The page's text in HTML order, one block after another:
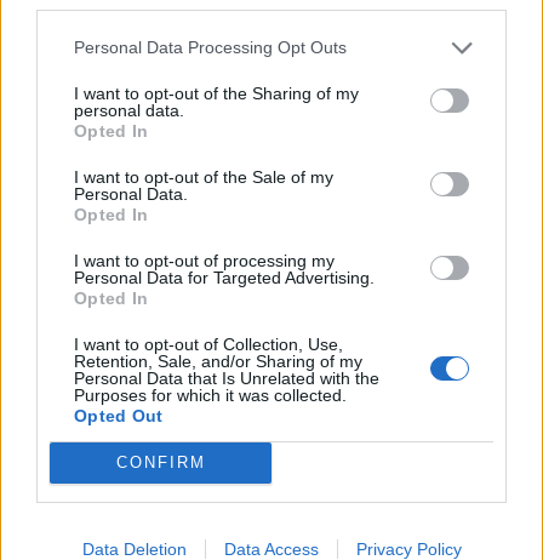
Personal Data Processing Opt Outs
I want to opt-out of the Sharing of my
personal data.
Opted In
I want to opt-out of the Sale of my
Personal Data.
Opted In
I want to opt-out of processing my
Personal Data for Targeted Advertising.
Opted In
I want to opt-out of Collection, Use,
Retention, Sale, and/or Sharing of my
Personal Data that Is Unrelated with the
Purposes for which it was collected.
Opted Out
CONFIRM
Data Deletion Data Access Privacy Policy
Χρηματιστήριο Αθηνών: Εβδομαδιαία άνοδος
1,76%, κέρδη 23,31% από τις αρχές του έτους
Διευρύνεται η πρωτοβουλία για τις τιμές στο ράφι
με 916 προϊόντα
08/08/2026 - 12:12 ΛΙΑΝΕΜΠΟΡΙΟ
Health Monitoring: Η εθνική υποδομή για την
αξιοποίηση των δεδομένων υγείας προς όφελος
των πολιτών
08/08/2026 - 11:48
Ελληνική Αναπτυξιακή Τράπεζα: Με «προίκα» 2 δισ.
ευρώ ανοίγει δρόμο για δάνεια έως 5 δισ. σε
μικρομεσαίες
08/08/2026 - 11:22 ΤΡΑΠΕΖΕΣ
5G παντού, 6G στον ορίζοντα: Πού βρίσκεται η
08/08/2026 - 10:54 ΤΕΧΝΟΛΟΓΙΑ
ΟΛΕΣ ΟΙ ΕΙΔΗΣΕΙΣ